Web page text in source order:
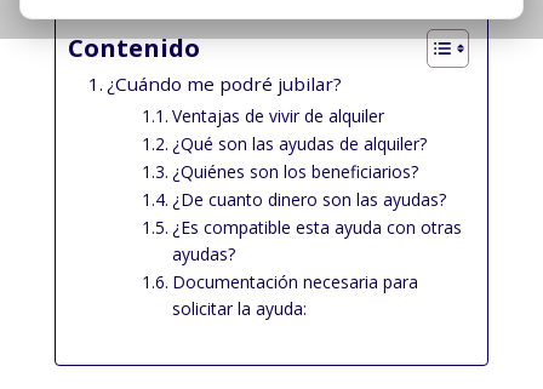
Contenido
¿Cuándo me podré jubilar?
Ventajas de vivir de alquiler
¿Qué son las ayudas de alquiler?
¿Quiénes son los beneficiarios?
¿De cuanto dinero son las ayudas?
¿Es compatible esta ayuda con otras
ayudas?
Documentación necesaria para
solicitar la ayuda: